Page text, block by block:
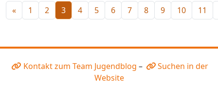
« 1 2 3 4 5 6 7 8 9 10 11
Kontakt zum Team Jugendblog –
Suchen in der
Website